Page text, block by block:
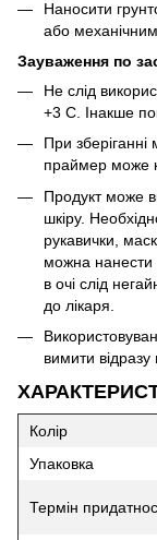
Наносити
або
Зауваження по
Не слід
+3 С. Інакше
При
праймер може
Продукт може
шкіру.
рукавички,
можна нанести
в очі слід
до лікаря.
вимити відразу
Колір
Упаковка
Термін